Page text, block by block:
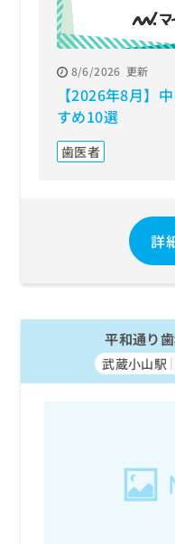
8/6/2026 更新
【2026年8月】
すめ10選
歯医者
詳
平和通り
武蔵小山駅